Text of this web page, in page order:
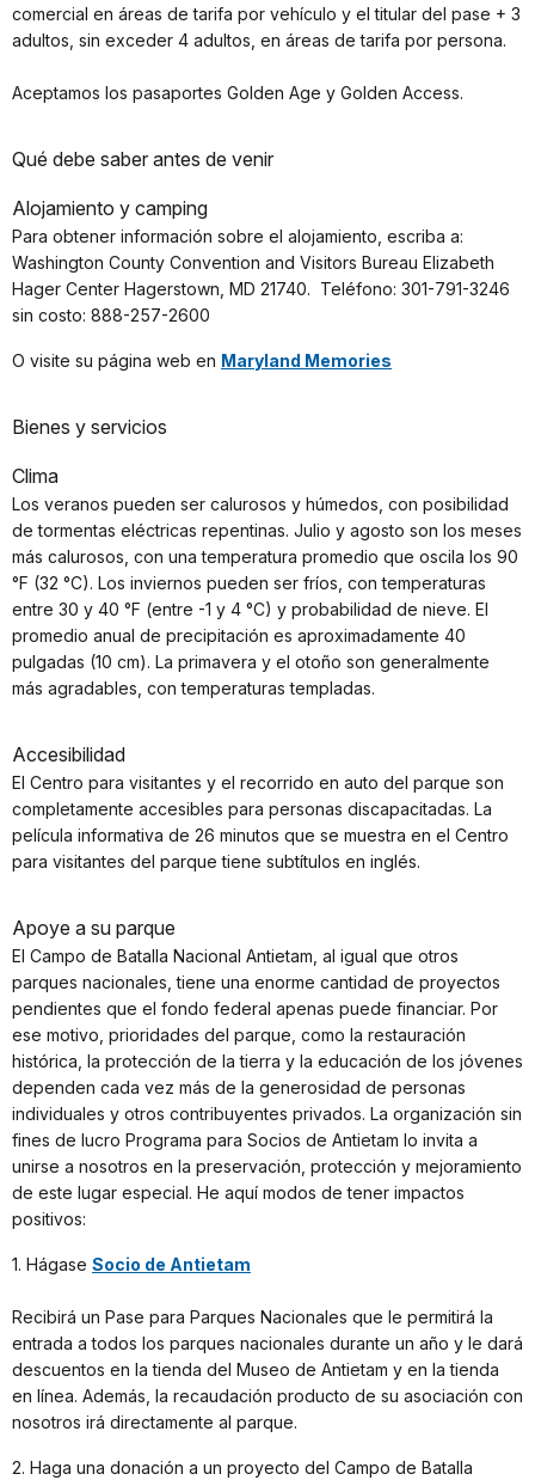
comercial en áreas de tarifa por vehículo y el titular del pase + 3
adultos, sin exceder 4 adultos, en áreas de tarifa por persona.
Aceptamos los pasaportes Golden Age y Golden Access.
Qué debe saber antes de venir
Alojamiento y camping
Para obtener información sobre el alojamiento, escriba a:
Washington County Convention and Visitors Bureau Elizabeth
Hager Center Hagerstown, MD 21740. Teléfono: 301-791-3246
sin costo: 888-257-2600
O visite su página web en Maryland Memories
Bienes y servicios
Clima
Los veranos pueden ser calurosos y húmedos, con posibilidad
de tormentas eléctricas repentinas. Julio y agosto son los meses
más calurosos, con una temperatura promedio que oscila los 90
°F (32 °C). Los inviernos pueden ser fríos, con temperaturas
entre 30 y 40 °F (entre -1 y 4 °C) y probabilidad de nieve. El
promedio anual de precipitación es aproximadamente 40
pulgadas (10 cm). La primavera y el otoño son generalmente
más agradables, con temperaturas templadas.
Accesibilidad
El Centro para visitantes y el recorrido en auto del parque son
completamente accesibles para personas discapacitadas. La
película informativa de 26 minutos que se muestra en el Centro
para visitantes del parque tiene subtítulos en inglés.
Apoye a su parque
El Campo de Batalla Nacional Antietam, al igual que otros
parques nacionales, tiene una enorme cantidad de proyectos
pendientes que el fondo federal apenas puede financiar. Por
ese motivo, prioridades del parque, como la restauración
histórica, la protección de la tierra y la educación de los jóvenes
dependen cada vez más de la generosidad de personas
individuales y otros contribuyentes privados. La organización sin
fines de lucro Programa para Socios de Antietam lo invita a
unirse a nosotros en la preservación, protección y mejoramiento
de este lugar especial. He aquí modos de tener impactos
positivos:
1. Hágase Socio de Antietam
Recibirá un Pase para Parques Nacionales que le permitirá la
entrada a todos los parques nacionales durante un año y le dará
descuentos en la tienda del Museo de Antietam y en la tienda
en línea. Además, la recaudación producto de su asociación con
nosotros irá directamente al parque.
2. Haga una donación a un proyecto del Campo de Batalla